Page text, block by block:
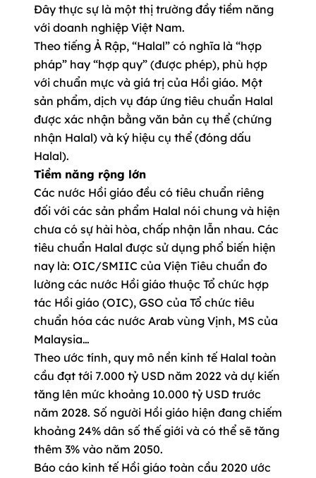
Đây thực sự là một thị trường đầy tiềm năng
với doanh nghiệp Việt Nam.
Theo tiếng Ả Rập, “Halal” có nghĩa là “hợp
pháp” hay “hợp quy” (được phép), phù hợp
với chuẩn mực và giá trị của Hồi giáo. Một
sản phẩm, dịch vụ đáp ứng tiêu chuẩn Halal
được xác nhận bằng văn bản cụ thể (chứng
nhận Halal) và ký hiệu cụ thể (đóng dấu
Halal).
Tiềm năng rộng lớn
Các nước Hồi giáo đều có tiêu chuẩn riêng
đối với các sản phẩm Halal nói chung và hiện
chưa có sự hài hòa, chấp nhận lẫn nhau. Các
tiêu chuẩn Halal được sử dụng phổ biến hiện
nay là: OIC/SMIIC của Viện Tiêu chuẩn đo
lường các nước Hồi giáo thuộc Tổ chức hợp
tác Hồi giáo (OIC), GSO của Tổ chức tiêu
chuẩn hóa các nước Arab vùng Vịnh, MS của
Malaysia…
Theo ước tính, quy mô nền kinh tế Halal toàn
cầu đạt tới 7.000 tỷ USD năm 2022 và dự kiến
tăng lên mức khoảng 10.000 tỷ USD trước
năm 2028. Số người Hồi giáo hiện đang chiếm
khoảng 24% dân số thế giới và có thể sẽ tăng
thêm 3% vào năm 2050.
Báo cáo kinh tế Hồi giáo toàn cầu 2020 ước